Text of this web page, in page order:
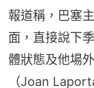
報道稱，巴塞
面，直接說下
體狀態及他場
（Joan